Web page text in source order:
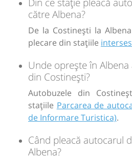
către Albena?
De la Costinești la
plecare din stațiile
Unde oprește în
din Costinești?
Autobuzele din
stațiile Parcarea de
de Informare Turistica).
Când pleacă autocarul
Albena?